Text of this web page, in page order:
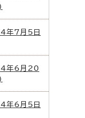
年7月5日
年6月20
年6月5日